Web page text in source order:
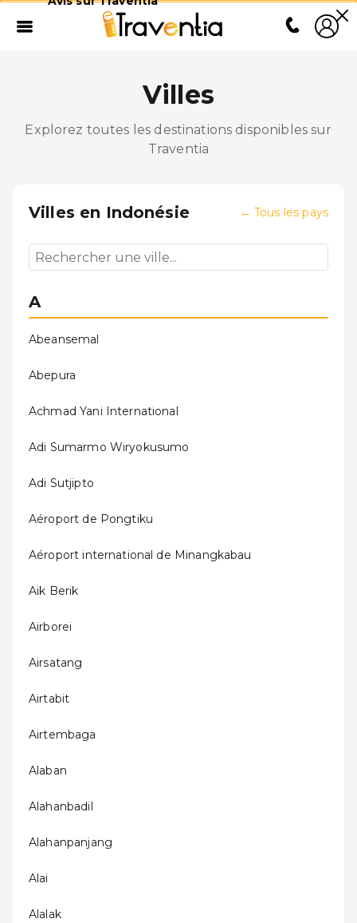
Villes
Explorez toutes les destinations disponibles sur
Traventia
Villes en Indonésie ←Tous les pays
A
Abeansemal
Abepura
Achmad Yani International
Adi Sumarmo Wiryokusumo
Adi Sutjipto
Aéroport de Pongtiku
Aéroport international de Minangkabau
Aik Berik
Airborei
Airsatang
Airtabit
Airtembaga
Alaban
Alahanbadil
Alahanpanjang
Alai
Alalak